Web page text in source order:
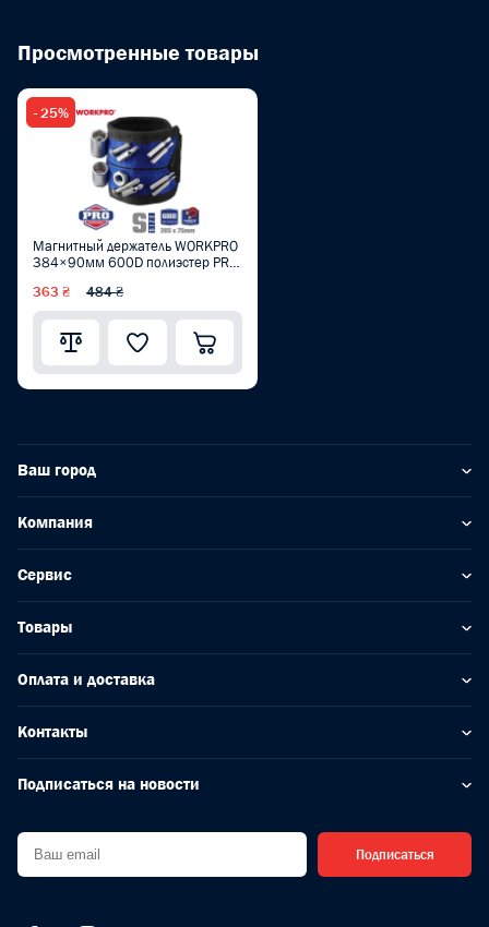
Просмотренные товары
- 25%
Магнитный держатель WORKPRO
384×90мм 600D полиэстер PRO
363 ₴ 484 ₴
Ваш город
Компания
Сервис
Товары
Оплата и доставка
Контакты
Подписаться на новости
Подписаться